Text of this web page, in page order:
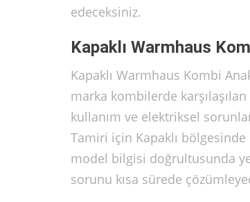
edeceksiniz.
Kapaklı Warmhaus
Kapaklı Warmhaus Kombi
marka kombilerde
kullanım ve elektriksel
Tamiri için Kapaklı
model bilgisi doğrultusunda
sorunu kısa sürede